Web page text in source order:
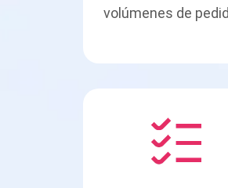
volúmenes de